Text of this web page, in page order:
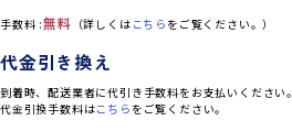
手数料 :無料 （詳しくは こちら をご覧ください。）
代金引き換え
到着時、配送業者に代引き手数料をお支払いください。
代金引換手数料はこちら をご覧ください。